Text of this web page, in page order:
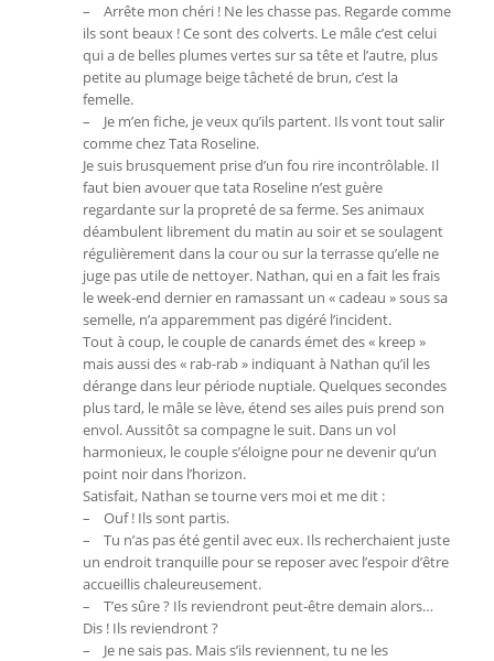
– Arrête mon chéri ! Ne les chasse pas. Regarde comme
ils sont beaux ! Ce sont des colverts. Le mâle c’est celui
qui a de belles plumes vertes sur sa tête et l’autre, plus
petite au plumage beige tâcheté de brun, c’est la
femelle.
– Je m’en fiche, je veux qu’ils partent. Ils vont tout salir
comme chez Tata Roseline.
Je suis brusquement prise d’un fou rire incontrôlable. Il
faut bien avouer que tata Roseline n’est guère
regardante sur la propreté de sa ferme. Ses animaux
déambulent librement du matin au soir et se soulagent
régulièrement dans la cour ou sur la terrasse qu’elle ne
juge pas utile de nettoyer. Nathan, qui en a fait les frais
le week-end dernier en ramassant un « cadeau » sous sa
semelle, n’a apparemment pas digéré l’incident.
Tout à coup, le couple de canards émet des « kreep »
mais aussi des « rab-rab » indiquant à Nathan qu’il les
dérange dans leur période nuptiale. Quelques secondes
plus tard, le mâle se lève, étend ses ailes puis prend son
envol. Aussitôt sa compagne le suit. Dans un vol
harmonieux, le couple s’éloigne pour ne devenir qu’un
point noir dans l’horizon.
Satisfait, Nathan se tourne vers moi et me dit :
– Ouf ! Ils sont partis.
– Tu n’as pas été gentil avec eux. Ils recherchaient juste
un endroit tranquille pour se reposer avec l’espoir d’être
accueillis chaleureusement.
– T’es sûre ? Ils reviendront peut-être demain alors…
Dis ! Ils reviendront ?
– Je ne sais pas. Mais s’ils reviennent, tu ne les